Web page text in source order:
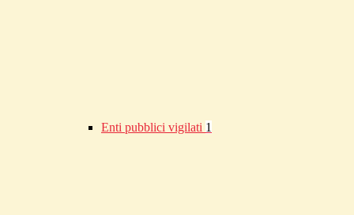
Enti pubblici vigilati 1